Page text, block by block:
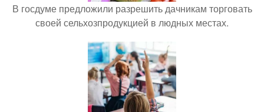
В госдуме предложили разрешить дачникам торговать
своей сельхозпродукцией в людных местах.